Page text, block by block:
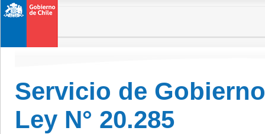
Servicio de
Ley N° 20.285